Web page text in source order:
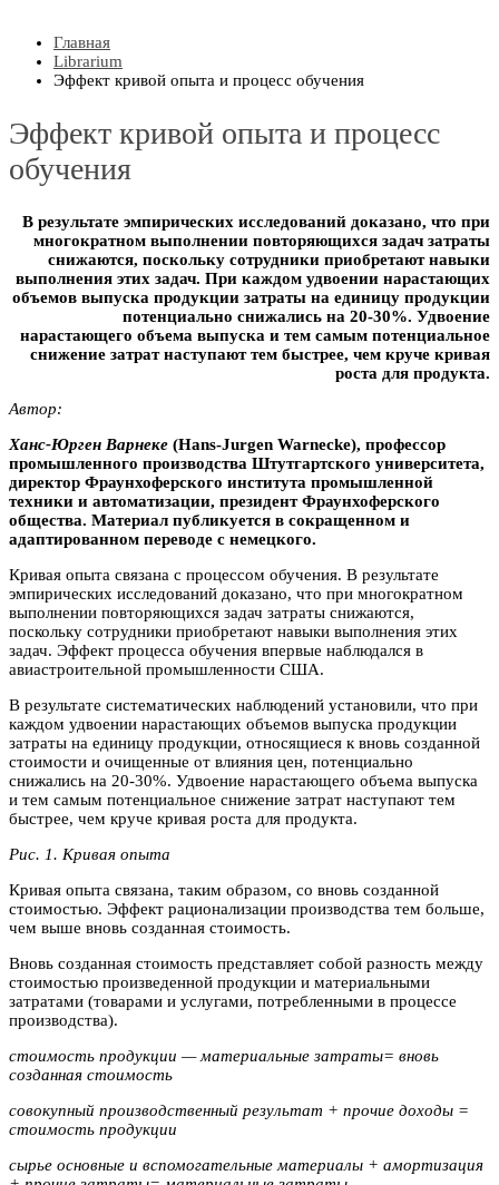
Главная
Librarium
Эффект кривой опыта и процесс обучения
Эффект кривой опыта и процесс
обучения
В результате эмпирических исследований доказано, что при
многократном выполнении повторяющихся задач затраты
снижаются, поскольку сотрудники приобретают навыки
выполнения этих задач. При каждом удвоении нарастающих
объемов выпуска продукции затраты на единицу продукции
потенциально снижались на 20-30%. Удвоение
нарастающего объема выпуска и тем самым потенциальное
снижение затрат наступают тем быстрее, чем круче кривая
роста для продукта.
Автор:
Ханс-Юрген Варнеке (Hans-Jurgen Warnecke), профессор
промышленного производства Штутгартского университета,
директор Фраунхоферского института промышленной
техники и автоматизации, президент Фраунхоферского
общества. Материал публикуется в сокращенном и
адаптированном переводе с немецкого.
Кривая опыта связана с процессом обучения. В результате
эмпирических исследований доказано, что при многократном
выполнении повторяющихся задач затраты снижаются,
поскольку сотрудники приобретают навыки выполнения этих
задач. Эффект процесса обучения впервые наблюдался в
авиастроительной промышленности США.
В результате систематических наблюдений установили, что при
каждом удвоении нарастающих объемов выпуска продукции
затраты на единицу продукции, относящиеся к вновь созданной
стоимости и очищенные от влияния цен, потенциально
снижались на 20-30%. Удвоение нарастающего объема выпуска
и тем самым потенциальное снижение затрат наступают тем
быстрее, чем круче кривая роста для продукта.
Рис. 1. Кривая опыта
Кривая опыта связана, таким образом, со вновь созданной
стоимостью. Эффект рационализации производства тем больше,
чем выше вновь созданная стоимость.
Вновь созданная стоимость представляет собой разность между
стоимостью произведенной продукции и материальными
затратами (товарами и услугами, потребленными в процессе
производства).
стоимость продукции — материальные затраты= вновь
созданная стоимость
совокупный производственный результат + прочие доходы =
стоимость продукции
сырье основные и вспомогательные материалы + амортизация